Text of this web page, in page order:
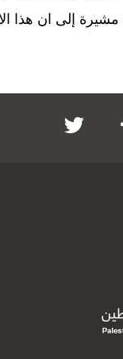
سيوفر 80 مليون شيقل